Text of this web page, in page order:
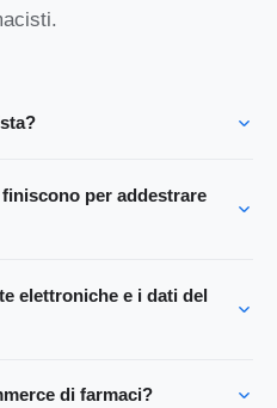
per addestrare
elettroniche e i dati del
di farmaci?